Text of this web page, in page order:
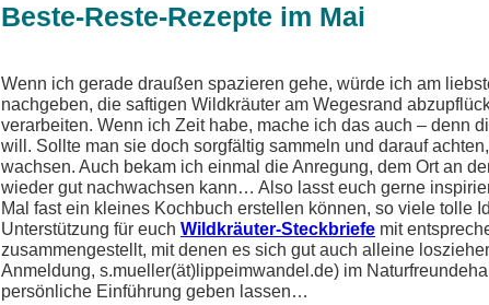
Beste-Reste-Rezepte im Mai
Wenn ich gerade draußen spazieren gehe, würde ich am
nachgeben, die saftigen Wildkräuter am Wegesrand
verarbeiten. Wenn ich Zeit habe, mache ich das auch – denn
will. Sollte man sie doch sorgfältig sammeln und darauf
wachsen. Auch bekam ich einmal die Anregung, dem Ort an
wieder gut nachwachsen kann… Also lasst euch gerne
Mal fast ein kleines Kochbuch erstellen können, so viele tolle
Unterstützung für euch Wildkräuter-Steckbriefe mit
zusammengestellt, mit denen es sich gut auch alleine
Anmeldung, s.mueller(ät)lippeimwandel.de) im
persönliche Einführung geben lassen…